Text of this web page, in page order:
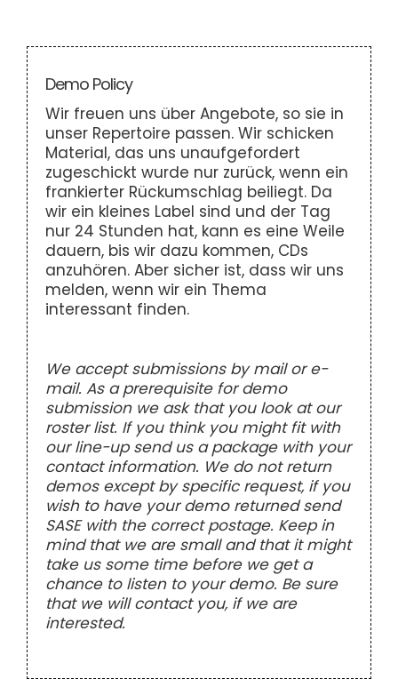
Demo Policy
Wir freuen uns über Angebote, so sie in
unser Repertoire passen. Wir schicken
Material, das uns unaufgefordert
zugeschickt wurde nur zurück, wenn ein
frankierter Rückumschlag beiliegt. Da
wir ein kleines Label sind und der Tag
nur 24 Stunden hat, kann es eine Weile
dauern, bis wir dazu kommen, CDs
anzuhören. Aber sicher ist, dass wir uns
melden, wenn wir ein Thema
interessant finden.
We accept submissions by mail or e-
mail. As a prerequisite for demo
submission we ask that you look at our
roster list. If you think you might fit with
our line-up send us a package with your
contact information. We do not return
demos except by specific request, if you
wish to have your demo returned send
SASE with the correct postage. Keep in
mind that we are small and that it might
take us some time before we get a
chance to listen to your demo. Be sure
that we will contact you, if we are
interested.